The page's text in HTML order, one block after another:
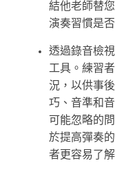
結他老師替
演奏習慣是
透過錄音檢
工具。練習
況，以供事
巧、音準和
可能忽略的
於提高彈奏
者更容易了